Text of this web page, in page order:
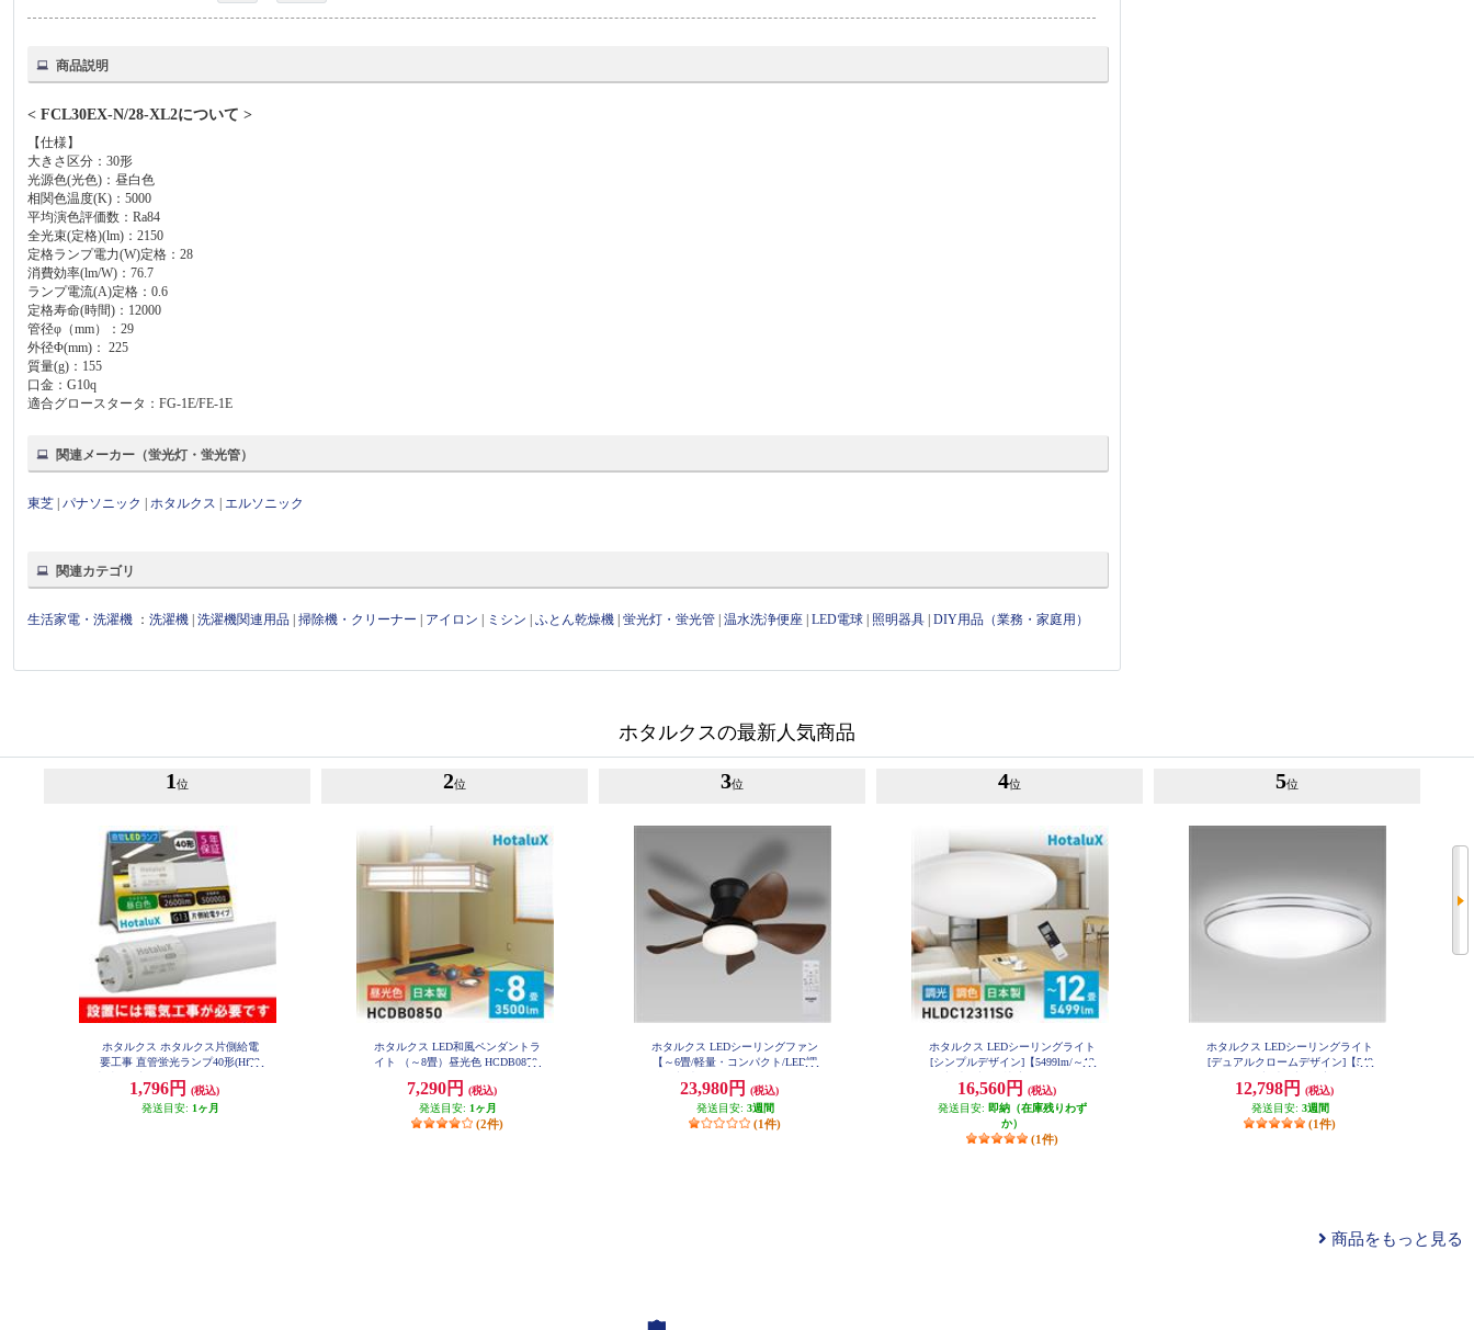
商品説明
< FCL30EX-N/28-XL2について >
【仕様】
大きさ区分：30形
光源色(光色)：昼白色
相関色温度(K)：5000
平均演色評価数：Ra84
全光束(定格)(lm)：2150
定格ランプ電力(W)定格：28
消費効率(lm/W)：76.7
ランプ電流(A)定格：0.6
定格寿命(時間)：12000
管径φ（mm）：29
外径Φ(mm)： 225
質量(g)：155
口金：G10q
適合グロースタータ：FG-1E/FE-1E
関連メーカー（蛍光灯・蛍光管）
東芝 |パナソニック |ホタルクス エルソニック
関連カテゴリ
生活家電・洗濯機 ：洗濯機 |洗濯機関連用品 |掃除機・クリーナー アイロン ミシン |ふとん乾燥機 |蛍光灯・蛍光管 |温水洗浄便座 |LED電球 照明器具 |DIY用品（業務・家庭用）
ホタルクスの最新人気商品
1 位
ホタルクス ホタルクス片側給電
要工事 直管蛍光ランプ40形(Hf32
全光束2600lm G13口金 1200mm L
D40T50-16-26G13-H1
1,796円
(税込)
発送目安: 1ヶ月
2位
ホタルクス LED和風ペンダントラ
イト （～8畳）昼光色 HCDB0850
7,290円
(税込)
発送目安: 1ヶ月
(2件)
3位
ホタルクス LEDシーリングファン
【～6畳/軽量・コンパクト/LED調
機能（安らぎモード）付/リモコン
付属】 XZF-06433KRCSG
23,980円
(税込)
発送目安: 3週間
(1件)
4位
ホタルクス LEDシーリングライト
[シンプルデザイン]【5499lm/～12
ホタルック/手元灯/日本製/リモコ
ン付属】 HLDC12311SG
16,560円
(税込)
発送目安: 即納（在庫残りわず
か）
(1件)
5位
ホタルクス LEDシーリングライト
[デュアルクロームデザイン]【549
ド/ホタルック/日本製/リモコン付
属】 HLDC12402SG
12,798円
(税込)
発送目安: 3週間
(1件)
商品をもっと見る